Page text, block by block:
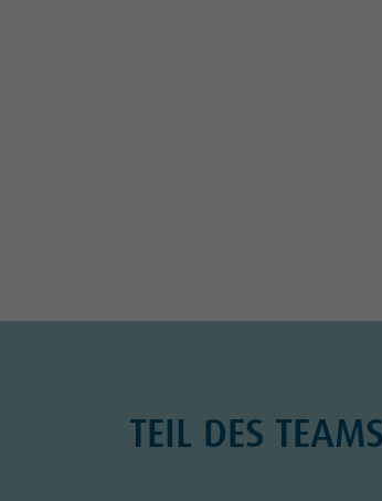
TEIL DES